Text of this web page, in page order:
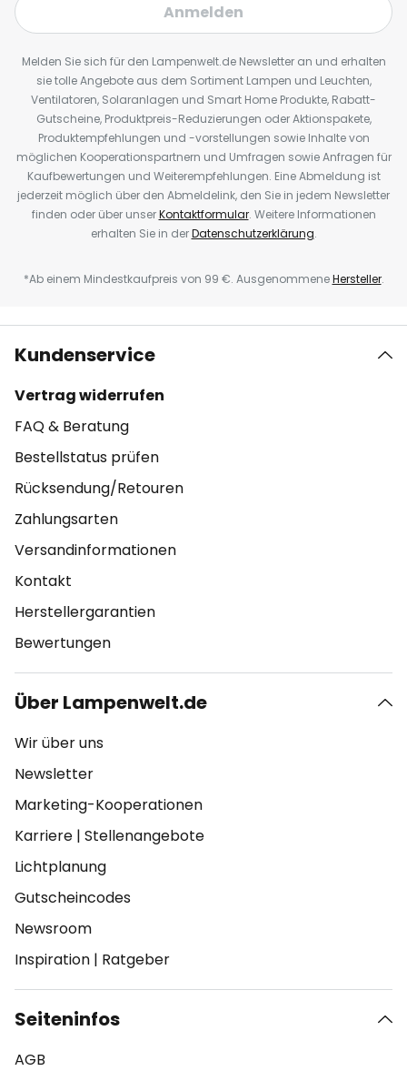
Anmelden
Melden Sie sich für den Lampenwelt.de Newsletter an und erhalten
sie tolle Angebote aus dem Sortiment Lampen und Leuchten,
Ventilatoren, Solaranlagen und Smart Home Produkte, Rabatt-
Gutscheine, Produktpreis-Reduzierungen oder Aktionspakete,
Produktempfehlungen und -vorstellungen sowie Inhalte von
möglichen Kooperationspartnern und Umfragen sowie Anfragen für
Kaufbewertungen und Weiterempfehlungen. Eine Abmeldung ist
jederzeit möglich über den Abmeldelink, den Sie in jedem Newsletter
finden oder über unserKontaktformular. Weitere Informationen
erhalten Sie in derDatenschutzerklärung.
*Ab einem Mindestkaufpreis von 99 €. AusgenommeneHersteller.
Kundenservice
Vertrag widerrufen
FAQ & Beratung
Bestellstatus prüfen
Rücksendung/Retouren
Zahlungsarten
Versandinformationen
Kontakt
Herstellergarantien
Bewertungen
Über Lampenwelt.de
Wir über uns
Newsletter
Marketing-Kooperationen
Karriere | Stellenangebote
Lichtplanung
Gutscheincodes
Newsroom
Inspiration | Ratgeber
Seiteninfos
AGB